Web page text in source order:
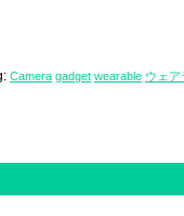
Camera gadget wearable ウェア